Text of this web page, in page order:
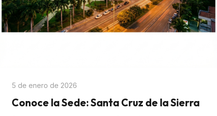
5 de enero de 2026
Conoce la Sede: Santa Cruz de la Sierra